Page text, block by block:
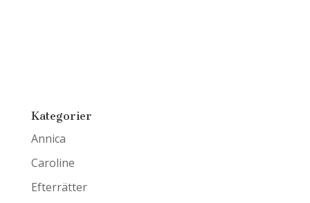
Kategorier
Annica
Caroline
Efterrätter